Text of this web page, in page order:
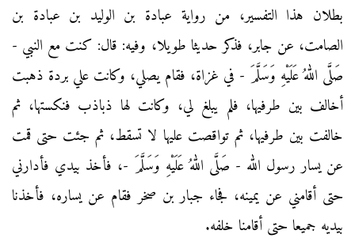
بطلان هذا التفسير، من رواية عبادة بن الوليد بن عبادة بن
الصامت، عن جابر، فذكر حديثا طويلا، وفيه: قال: كنت مع النبي -
صَلَّى اللهُ عَلَيْهِ وَسَلَّمَ - في غزاة، فقام يصلي، وكانت علي بردة ذهبت
أخالف بين طرفيها، فلم يبلغ لي، وكانت لها ذباذب فنكستها، ثم
خالفت بين طرفيها، ثم تواقصت عليها لا تسقط، ثم جئت حتى قمت
عن يسار رسول الله - صَلَّى اللهُ عَلَيْهِ وَسَلَّمَ -، فأخذ بيدي فأدارني
حتى أقامني عن يمينه، فجاء جبار بن صخر فقام عن يساره، فأخذنا
بيديه جميعا حتى أقامنا خلفه.